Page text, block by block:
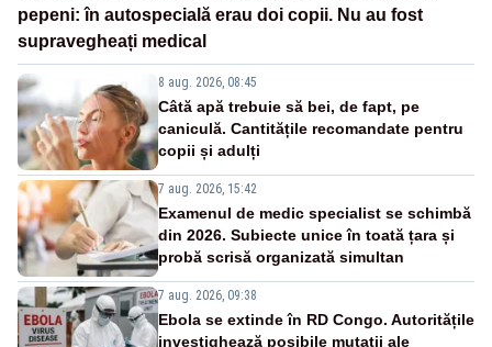
pepeni: în autospecială erau doi copii. Nu au fost
supravegheați medical
8 aug. 2026, 08:45
Câtă apă trebuie să bei, de fapt, pe
caniculă. Cantitățile recomandate pentru
copii și adulți
7 aug. 2026, 15:42
Examenul de medic specialist se schimbă
din 2026. Subiecte unice în toată țara și
probă scrisă organizată simultan
7 aug. 2026, 09:38
Ebola se extinde în RD Congo. Autoritățile
investighează posibile mutații ale